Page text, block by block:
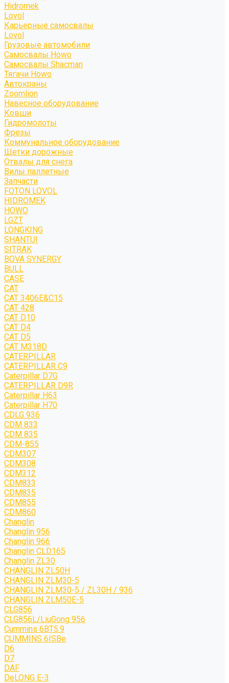
Hidromek
Lovol
Карьерные самосвалы
Lovol
Грузовые автомобили
Самосвалы Howo
Самосвалы Shacman
Тягачи Howo
Автокраны
Zoomlion
Навесное оборудование
Ковши
Гидромолоты
Фрезы
Коммунальное оборудование
Щетки дорожные
Отвалы для снега
Вилы паллетные
Запчасти
FOTON LOVOL
HIDROMEK
HOWO
LGZT
LONGKING
SHANTUI
SITRAK
BOVA SYNERGY
BULL
CASE
CAT
CAT 3406E&C15
CAT 428
CAT D10
CAT D4
CAT D5
CAT M318D
CATERPILLAR
CATERPILLAR C9
Caterpillar D7G
CATERPILLAR D9R
Caterpillar H63
Caterpillar H70
CDLG 936
CDM 833
CDM 835
CDM-855
CDM307
CDM308
CDM312
CDM833
CDM835
CDM855
CDM860
Changlin
Changlin 956
Changlin 966
Changlin CLD165
Changlin ZL30
CHANGLIN ZL50H
CHANGLIN ZLM30-5
CHANGLIN ZLM30-5 / ZL30H / 936
CHANGLIN ZLM50E-5
CLG856
CLG856L/LiuGong 956
Cummins 6BT5.9
CUMMINS 6ISBe
D6
D7
DAF
DeLONG Е-3